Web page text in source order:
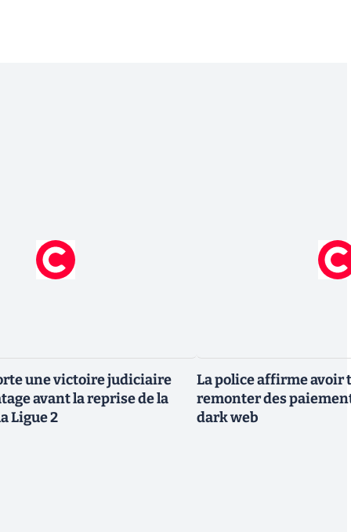
une victoire judiciaire
avant la reprise de la
Ligue 2
La police affirme avoir
remonter des
dark web